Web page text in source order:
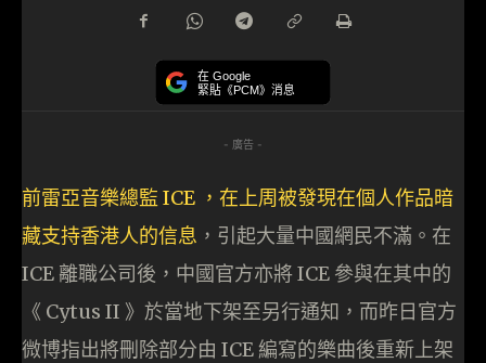
在 Google
緊貼《PCM》消息
- 廣告 -
前雷亞音樂總監 ICE ，在上周被發現在個人作品暗
藏支持香港人的信息 ，引起大量中國網民不滿。在
ICE 離職公司後，中國官方亦將 ICE 參與在其中的
《 Cytus II 》於當地下架至另行通知，而昨日官方
微博指出將刪除部分由 ICE 編寫的樂曲後重新上架